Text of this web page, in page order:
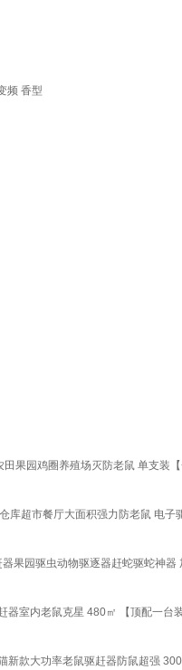
频 香型
果园鸡圈养殖场灭防老鼠 单支装【
库超市餐厅大面积强力防老鼠 电子
果园驱虫动物驱逐器赶蛇驱蛇神器
器室内老鼠克星 480㎡ 【顶配一台
新款大功率老鼠驱赶器防鼠超强